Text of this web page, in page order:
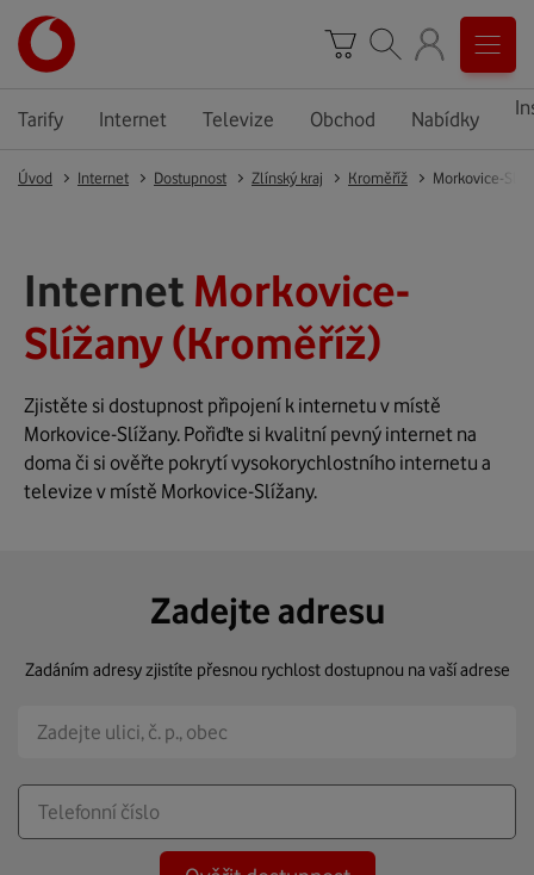
Tarify Internet Televize Obchod Nabídky
Úvod Internet Dostupnost Zlínský kraj Kroměříž Morkovice-
Internet Morkovice-
Slížany (Kroměříž)
Zjistěte si dostupnost připojení k internetu v místě
Morkovice-Slížany. Pořiďte si kvalitní pevný internet na
doma či si ověřte pokrytí vysokorychlostního internetu a
televize v místě Morkovice-Slížany.
Zadejte adresu
Zadáním adresy zjistíte přesnou rychlost dostupnou na vaší adrese